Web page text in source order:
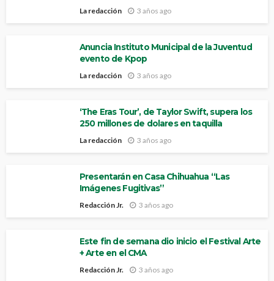
La redacción 3 años ago
Anuncia Instituto Municipal de la Juventud
evento de Kpop
La redacción 3 años ago
‘The Eras Tour’, de Taylor Swift, supera los
250 millones de dolares en taquilla
La redacción 3 años ago
Presentarán en Casa Chihuahua “Las
Imágenes Fugitivas”
Redacción Jr. 3 años ago
Este fin de semana dio inicio el Festival Arte
+ Arte en el CMA
Redacción Jr. 3 años ago